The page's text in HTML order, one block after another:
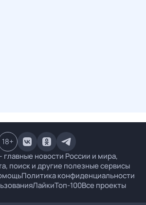
новости России и мира,
поиск и другие полезные сервисы
Политика конфиденциальности
ЛайкиТоп-100Все проекты
18+